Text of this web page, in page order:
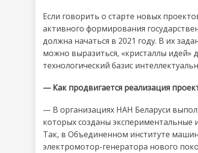
Если говорить о старте новых
активного формирования
должна начаться в 2021 году. В их
можно выразиться, «кристаллы
технологический базис
— Как продвигается реализация
— В организациях НАН Беларуси
которых созданы
Так, в Объединенном институте
электромотор-генератора нового